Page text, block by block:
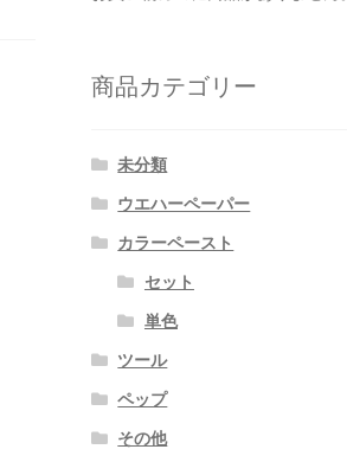
商品カテゴリー
未分類
ウエハーペーパー
カラーペースト
セット
単色
ツール
ペップ
その他